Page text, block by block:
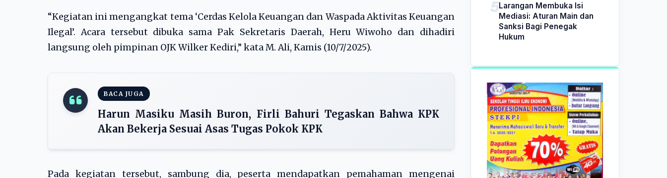
“Kegiatan ini mengangkat tema ‘Cerdas Kelola Keuangan dan Waspada Aktivitas Keuangan
Ilegal’. Acara tersebut dibuka sama Pak Sekretaris Daerah, Heru Wiwoho dan dihadiri
langsung oleh pimpinan OJK Wilker Kediri,” kata M. Ali, Kamis (10/7/2025).
BACA JUGA
Harun Masiku Masih Buron, Firli Bahuri Tegaskan Bahwa KPK
Akan Bekerja Sesuai Asas Tugas Pokok KPK
Pada kegiatan tersebut, sambung dia, peserta mendapatkan pemahaman mengenai
Larangan Membuka Isi
Mediasi: Aturan Main dan
Sanksi Bagi Penegak
Hukum